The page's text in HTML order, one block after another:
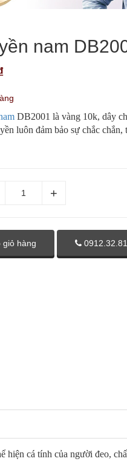
nam
DB2001 là vàng 10k, dây
luôn đảm bảo sự chắc chắn,
giỏ hàng
hiện cá tính của người đeo,